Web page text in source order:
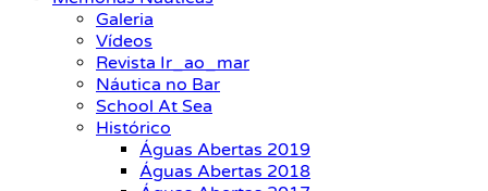
Galeria
Vídeos
Revista Ir_ao_mar
Náutica no Bar
School At Sea
Histórico
Águas Abertas 2019
Águas Abertas 2018